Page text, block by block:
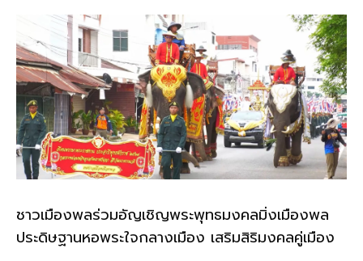
ชาวเมืองพลร่วมอัญเชิญพระพุทธมงคลมิ่งเมืองพล
ประดิษฐานหอพระใจกลางเมือง เสริมสิริมงคลคู่เมือง